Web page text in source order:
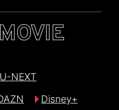
U-NEXT
Disney+